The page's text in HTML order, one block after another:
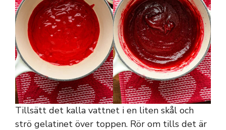
Tillsätt det kalla vattnet i en liten skål och
strö gelatinet över toppen. Rör om tills det är